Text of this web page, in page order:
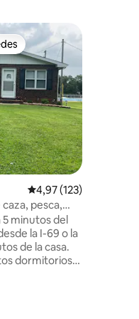
más destacados
Calificación promedio:
4,97 (123)
pesca,
5 minutos del
la I-69 o la
de la casa.
dormitorios,